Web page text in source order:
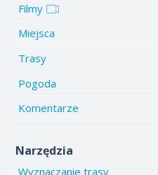
Filmy
Miejsca
Trasy
Pogoda
Komentarze
Narzędzia
Wyznaczanie trasy